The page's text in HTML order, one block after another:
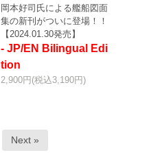
岡本好司氏による艦船図面
集の新刊がついに登場！！
【2024.01.30発売】
- JP/EN Bilingual Edi
tion
2,900円(税込3,190円)
Next »